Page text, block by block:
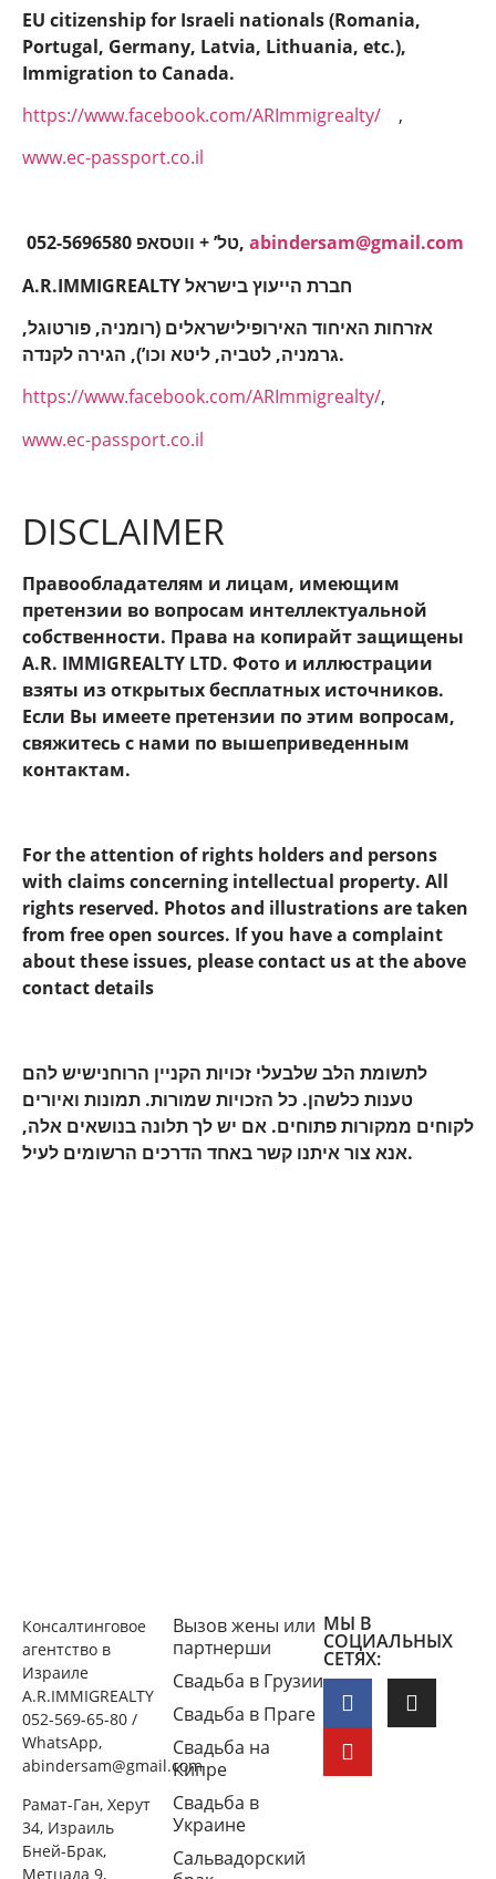
EU citizenship for Israeli nationals (Romania,
Portugal, Germany, Latvia, Lithuania, etc.),
Immigration to Canada.
https://www.facebook.com/ARImmigrealty/ ,
www.ec-passport.co.il
052-5696580 טל’ + ווטסאפ, abindersam@gmail.com
A.R.IMMIGREALTY חברת הייעוץ בישראל
אזרחות האיחוד האירופילישראלים (רומניה, פורטוגל,
גרמניה, לטביה, ליטא וכו’), הגירה לקנדה.
https://www.facebook.com/ARImmigrealty/,
www.ec-passport.co.il
DISCLAIMER
Правообладателям и лицам, имеющим
претензии во вопросам интеллектуальной
собственности. Права на копирайт защищены
A.R. IMMIGREALTY LTD. Фото и иллюстрации
взяты из открытых бесплатных источников.
Если Вы имеете претензии по этим вопросам,
свяжитесь с нами по вышеприведенным
контактам.
For the attention of rights holders and persons
with claims concerning intellectual property. All
rights reserved. Photos and illustrations are taken
from free open sources. If you have a complaint
about these issues, please contact us at the above
contact details
לתשומת הלב שלבעלי זכויות הקניין הרוחנישיש להם
טענות כלשהן. כל הזכויות שמורות. תמונות ואיורים
לקוחים ממקורות פתוחים. אם יש לך תלונה בנושאים אלה,
אנא צור איתנו קשר באחד הדרכים הרשומים לעיל.
Консалтинговое
агентство в
Израиле
A.R.IMMIGREALTY
052-569-65-80 /
WhatsApp,
abindersam@gmail.com
Рамат-Ган, Херут
34, Израиль
Бней-Брак,
Метцада 9,
Вызов жены или
партнерши
Свадьба в Грузии
Свадьба в Праге
Свадьба на
Кипре
Свадьба в
Украине
Сальвадорский
МЫ В
СОЦИАЛЬНЫХ
СЕТЯХ: